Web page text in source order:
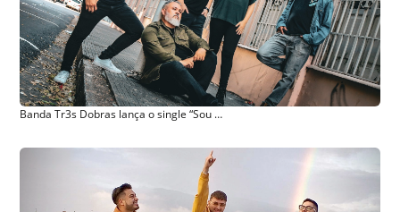
Banda Tr3s Dobras lança o single “Sou Teu” pela Nova Fase Music